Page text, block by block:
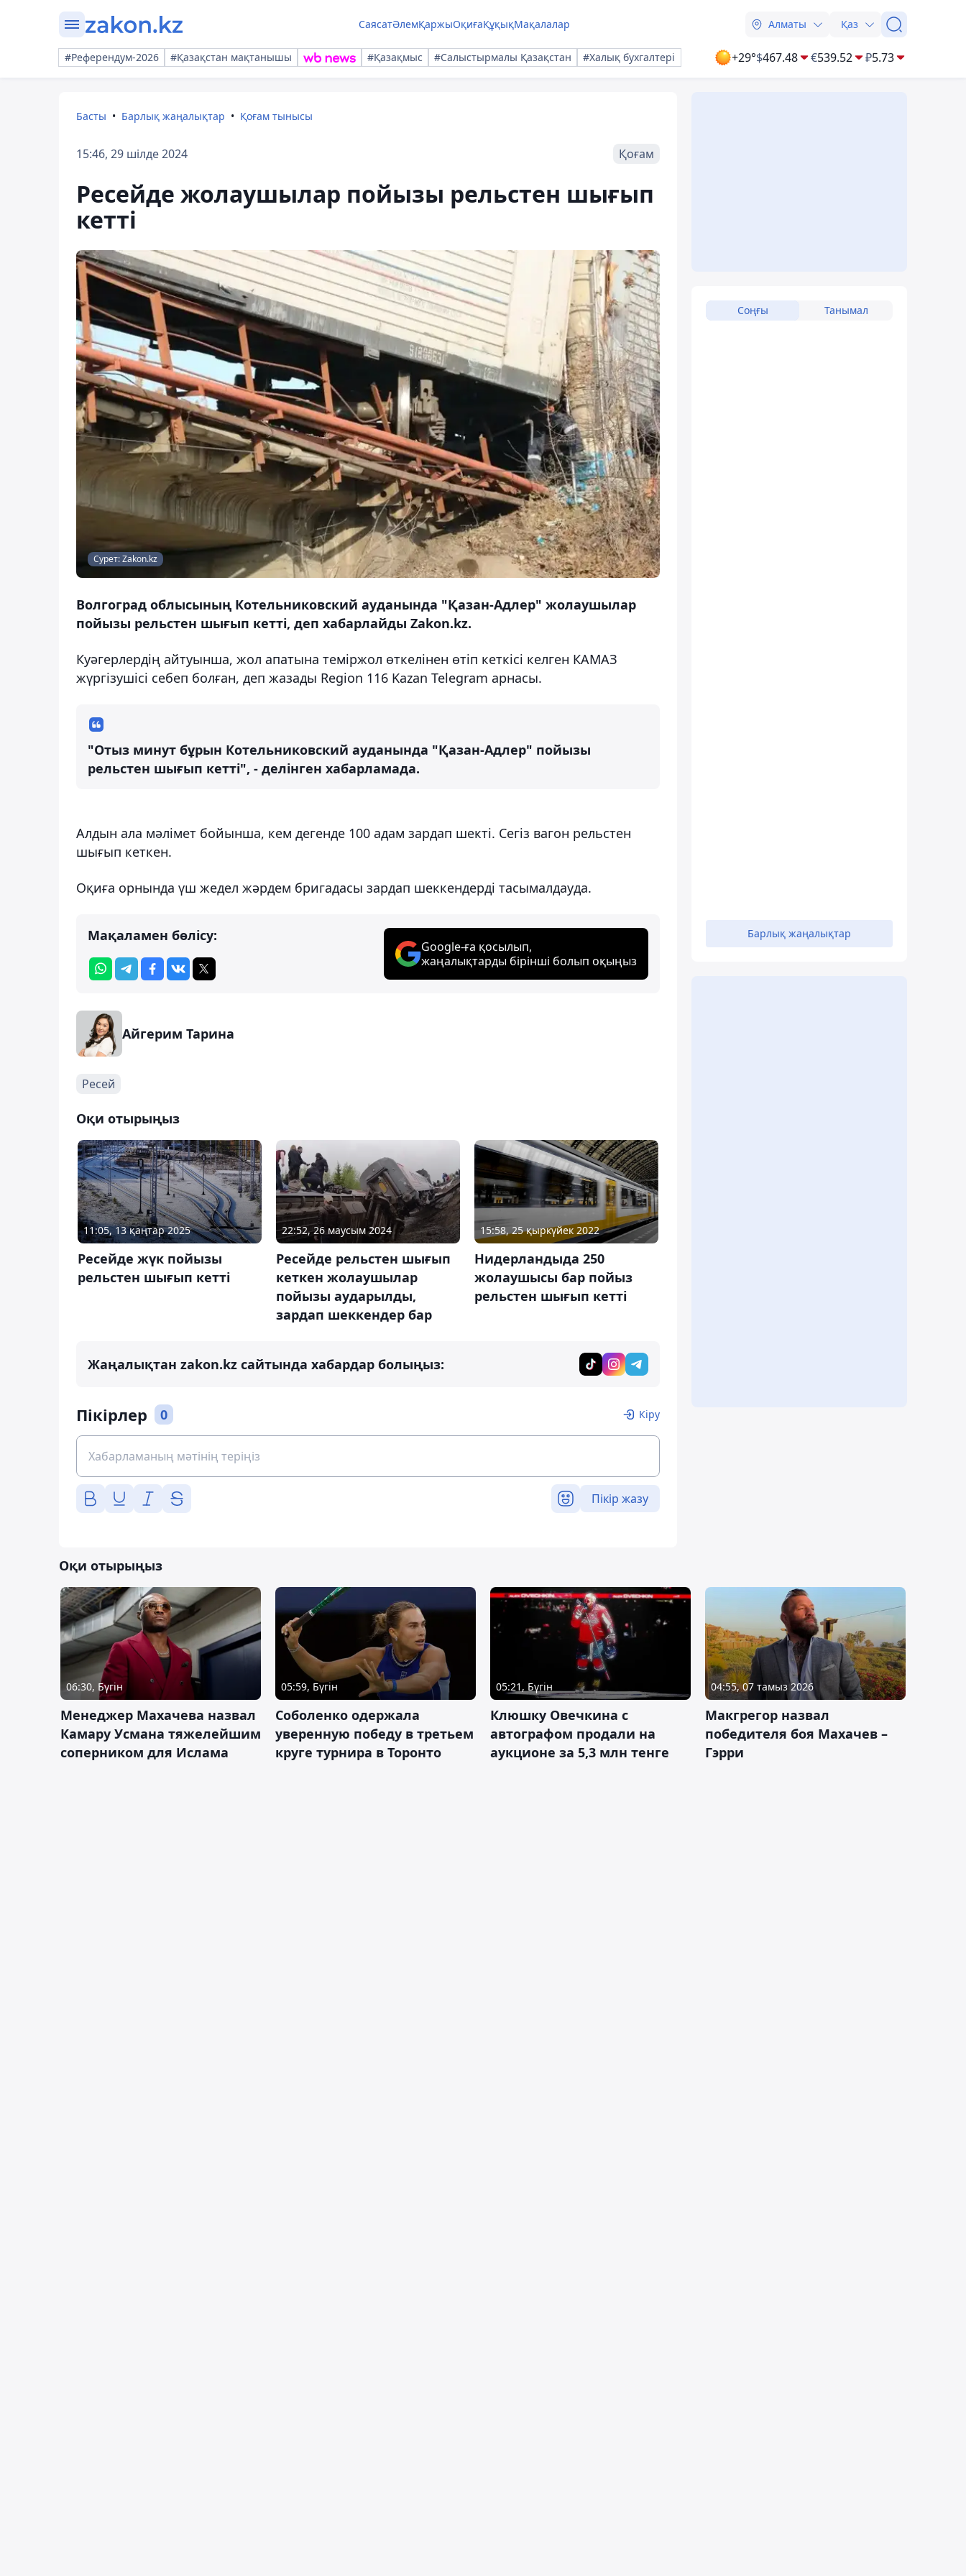
СаясатӘлемҚаржыОқиғаҚұқықМақалалар Алматы Қаз
#Референдум-2026 #Қазақстан мақтанышы #Қазақмыс #Салыстырмалы Қазақстан #Халық бухгалтері +29°$467.48 €539.52 ₽5.73
Басты Барлық жаңалықтар Қоғам тынысы
15:46, 29 шілде 2024 Қоғам
Ресейде жолаушылар пойызы рельстен шығып
кетті
Сурет: Zakon.kz
Волгоград облысының Котельниковский ауданында "Қазан-Адлер" жолаушылар
пойызы рельстен шығып кетті, деп хабарлайды Zakon.kz.
Куәгерлердің айтуынша, жол апатына теміржол өткелінен өтіп кеткісі келген КАМАЗ
жүргізушісі себеп болған, деп жазады Region 116 Kazan Telegram арнасы.
"Отыз минут бұрын Котельниковский ауданында "Қазан-Адлер" пойызы
рельстен шығып кетті", - делінген хабарламада.
Алдын ала мәлімет бойынша, кем дегенде 100 адам зардап шекті. Сегіз вагон рельстен
шығып кеткен.
Оқиға орнында үш жедел жәрдем бригадасы зардап шеккендерді тасымалдауда.
Мақаламен бөлісу:
Google-ға қосылып,
жаңалықтарды бірінші болып оқыңыз
Айгерим Тарина
Ресей
Оқи отырыңыз
11:05, 13 қаңтар 2025
Ресейде жүк пойызы
рельстен шығып кетті
22:52, 26 маусым 2024
Ресейде рельстен шығып
кеткен жолаушылар
пойызы аударылды,
зардап шеккендер бар
15:58, 25 қыркүйек 2022
Нидерландыда 250
жолаушысы бар пойыз
рельстен шығып кетті
Жаңалықтан zakon.kz сайтында хабардар болыңыз:
Пікірлер 0 Кіру
Пікір жазу
Соңғы Танымал
Барлық жаңалықтар
Оқи отырыңыз
06:30, Бүгін
Менеджер Махачева назвал
Камару Усмана тяжелейшим
соперником для Ислама
05:59, Бүгін
Соболенко одержала
уверенную победу в третьем
круге турнира в Торонто
05:21, Бүгін
Клюшку Овечкина с
автографом продали на
аукционе за 5,3 млн тенге
04:55, 07 тамыз 2026
Макгрегор назвал
победителя боя Махачев –
Гэрри